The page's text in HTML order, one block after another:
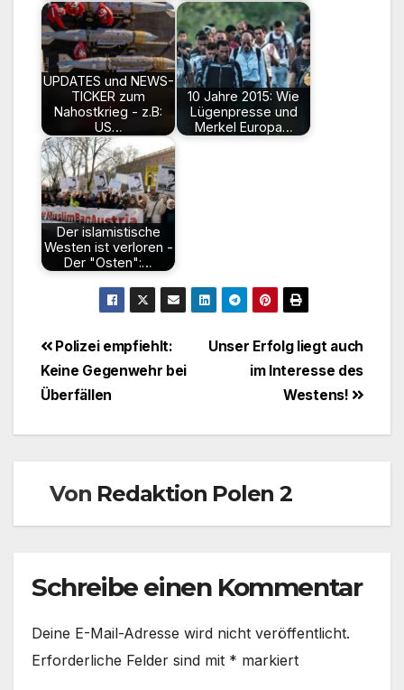
UPDATES und NEWS-
TICKER zum
Nahostkrieg - z.B:
US…
10 Jahre 2015: Wie
Lügenpresse und
Merkel Europa…
Der islamistische
Westen ist verloren -
Der "Osten":…
Beitragsnavigation
Unser Erfolg liegt auch
im Interesse des
Westens!
Polizei empfiehlt:
Keine Gegenwehr bei
Überfällen
Von Redaktion Polen 2
Schreibe einen Kommentar
Deine E-Mail-Adresse wird nicht veröffentlicht.
Erforderliche Felder sind mit * markiert